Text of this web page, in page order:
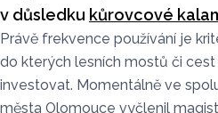
v důsledku kůrovcové
Právě frekvence používání je
do kterých lesních mostů či
investovat. Momentálně ve
města Olomouce vyčlenil